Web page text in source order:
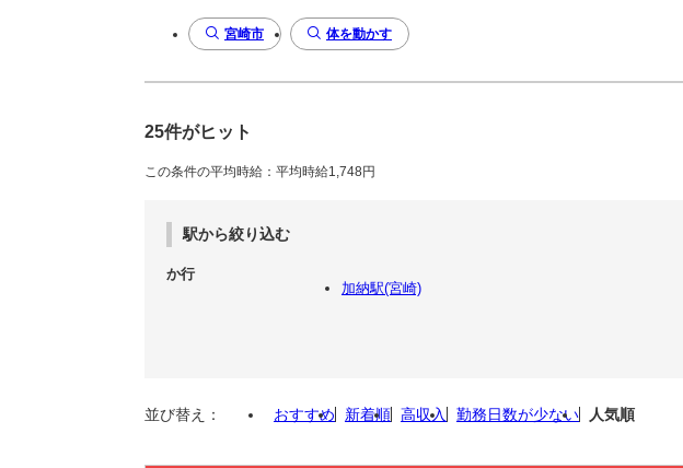
宮崎市 体を動かす
25件がヒット
この条件の平均時給：平均時給1,748円
駅から絞り込む
か行
加納駅(宮崎)
並び替え： おすすめ 新着順 高収入 勤務日数が少ない 人気順